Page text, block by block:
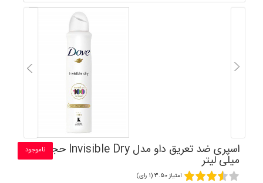
اسپری ضد تعریق داو مدل Invisible Dry حجم 250
میلی لیتر
ناموجود
امتیاز 3.50 (1 رای)